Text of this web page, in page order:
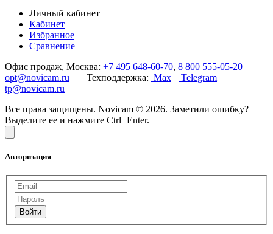
Личный кабинет
Кабинет
Избранное
Сравнение
Офис продаж, Москва: +7 495 648-60-70, 8 800 555-05-20
opt@novicam.ru Техподдержка: Max
Telegram
tp@novicam.ru
Все права защищены. Novicam © 2026. Заметили ошибку?
Выделите ее и нажмите Ctrl+Enter.
Авторизация